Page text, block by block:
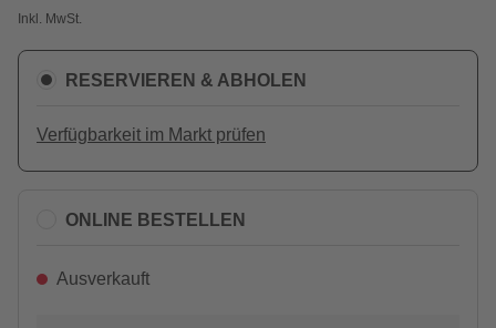
Inkl. MwSt.
RESERVIEREN & ABHOLEN
Verfügbarkeit im Markt prüfen
ONLINE BESTELLEN
Ausverkauft